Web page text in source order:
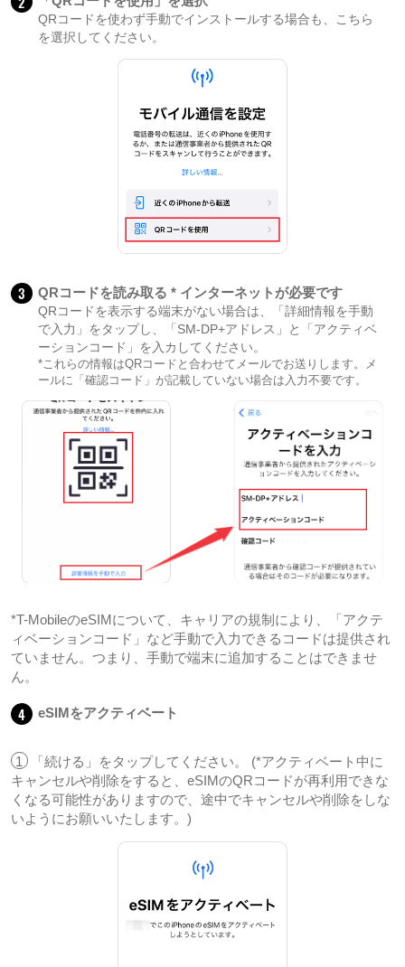
QRコードを使わず手動でインストールする場合も、こちら
を選択してください。
3 QRコードを読み取る * インターネットが必要です
QRコードを表示する端末がない場合は、「詳細情報を手動
で入力」をタップし、「SM-DP+アドレス」と「アクティベ
ーションコード」を入カしてください。
*これらの情報はQRコードと合わせてメールでお送りします。メ
ールに「確認コード」が記載していない場合は入力不要です。
*T-MobileのeSIMについて、キャリアの規制により、「アクテ
ィベーションコード」など手動で入力できるコードは提供され
ていません。つまり、手動で端末に追加することはできませ
ん。
4 eSIMをアクティベート
1
「続ける」をタップしてください。 (*アクティベート中に
キャンセルや削除をすると、eSIMのQRコードが再利用できな
くなる可能性がありますので、途中でキャンセルや削除をしな
いようにお願いいたします。)